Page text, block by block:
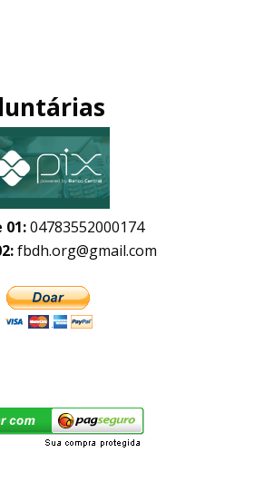
01:04783552000174
fbdh.org@gmail.com